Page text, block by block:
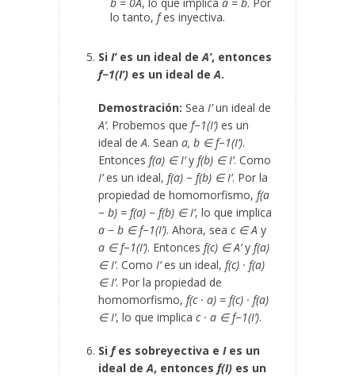
b = 0A, lo que implica a = b. Por
lo tanto, fes inyectiva.
Si I’es un ideal deA’, entonces
f−1(I’) es un ideal deA.
Demostración: Sea I’un ideal de
A’. Probemos que f−1(I’) es un
ideal deA. Sean a, b ∈ f−1(I’).
Entonces f(a) ∈ I’y f(b) ∈ I’. Como
I’es un ideal, f(a) − f(b) ∈ I’. Por la
propiedad de homomorfismo, f(a
− b) = f(a) − f(b) ∈ I’, lo que implica
a − b ∈ f−1(I’). Ahora, sea c ∈ A y
a ∈ f−1(I’). Entonces f(c) ∈ A’y f(a)
∈ I’. Como I’es un ideal, f(c) · f(a)
∈ I’. Por la propiedad de
homomorfismo, f(c · a) = f(c) · f(a)
∈ I’, lo que implica c · a ∈ f−1(I’).
Si fes sobreyectiva e Ies un
ideal deA, entonces f(I) es un